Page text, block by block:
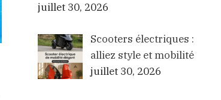
juillet 30, 2026
Scooters électriques :
alliez style et mobilité
juillet 30, 2026